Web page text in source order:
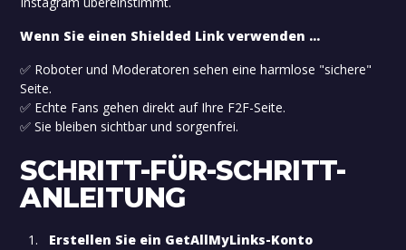
Wenn Sie einen Shielded Link verwenden ...
✅ Roboter und Moderatoren sehen eine harmlose "sichere"
Seite.
✅ Echte Fans gehen direkt auf Ihre F2F-Seite.
✅ Sie bleiben sichtbar und sorgenfrei.
SCHRITT-FÜR-SCHRITT-
ANLEITUNG
Erstellen Sie ein GetAllMyLinks-Konto